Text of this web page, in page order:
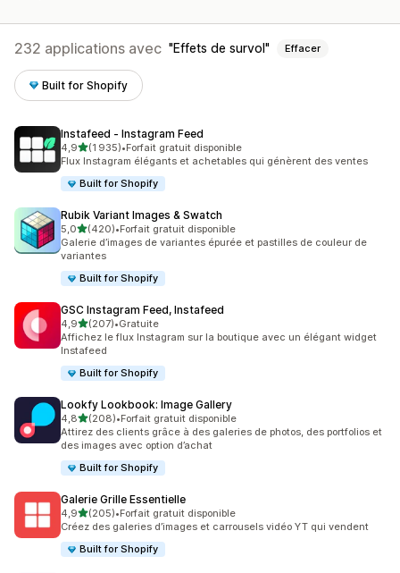
232 applications avec Effets de survol Effacer
Built for Shopify
Instafeed ‑ Instagram Feed
4,9étoile(s) sur 5
(1 935)
1935 avis au total
•Forfait gratuit disponible
Flux Instagram élégants et achetables qui génèrent des ventes
Built for Shopify
Rubik Variant Images & Swatch
5,0étoile(s) sur 5
(420)
420 avis au total
•Forfait gratuit disponible
Galerie d’images de variantes épurée et pastilles de couleur de
variantes
Built for Shopify
GSC Instagram Feed, Instafeed
4,9étoile(s) sur 5
(207)
207 avis au total
•Gratuite
Affichez le flux Instagram sur la boutique avec un élégant widget
Instafeed
Built for Shopify
Lookfy Lookbook: Image Gallery
4,8étoile(s) sur 5
(208)
208 avis au total
•Forfait gratuit disponible
Attirez des clients grâce à des galeries de photos, des portfolios et
des images avec option d’achat
Built for Shopify
Galerie Grille Essentielle
4,9étoile(s) sur 5
(205)
205 avis au total
•Forfait gratuit disponible
Créez des galeries d’images et carrousels vidéo YT qui vendent
Built for Shopify